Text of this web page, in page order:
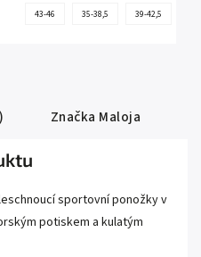
43-46 35-38,5 39-42,5
Značka Maloja
sportovní ponožky v
potiskem a kulatým